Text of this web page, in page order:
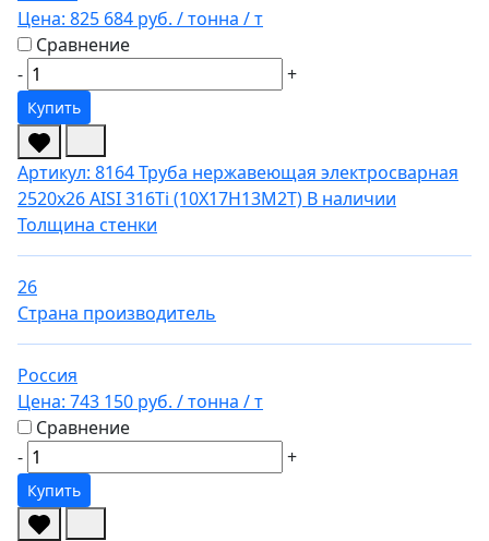
Цена: 825 684 руб. / тонна / т
Сравнение
-
+
Купить
Артикул: 8164Труба нержавеющая электросварная
2520х26 AISI 316Ti (10Х17Н13М2Т) В наличии
Толщина стенки
26
Страна производитель
Россия
Цена: 743 150 руб. / тонна / т
Сравнение
-
+
Купить